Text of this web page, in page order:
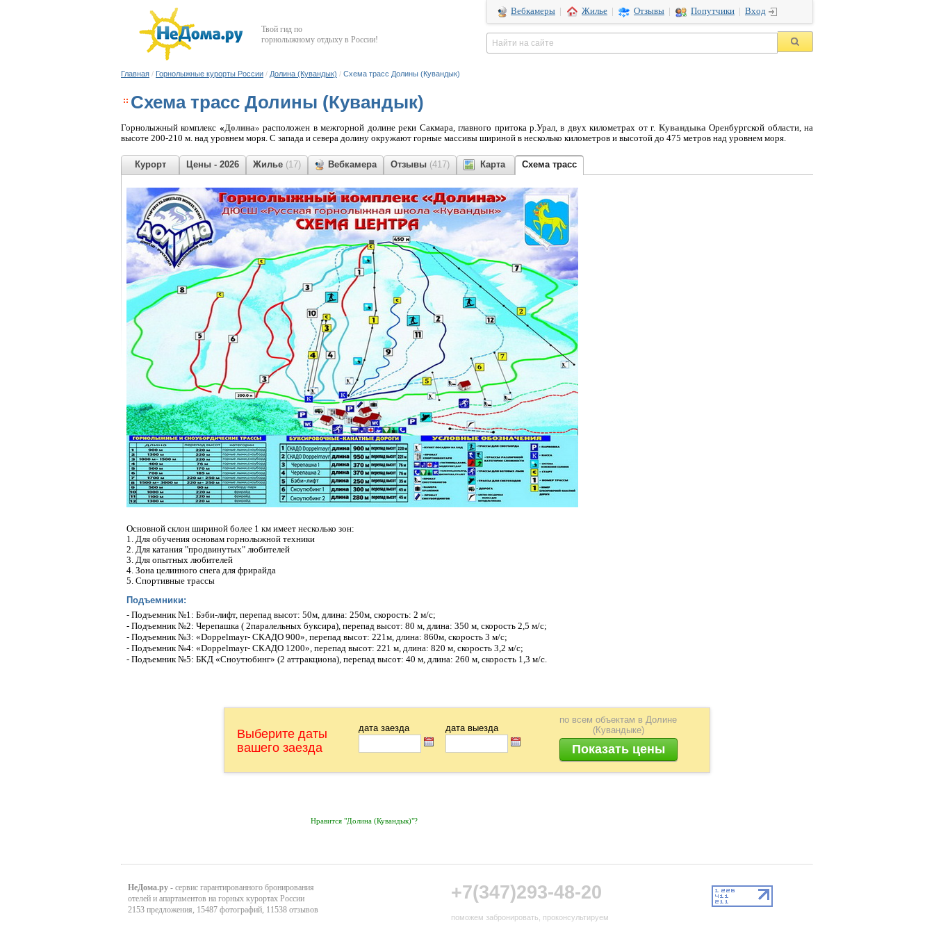
Твой гид по
горнолыжному отдыху в России!
Вебкамеры Жилье Отзывы Попутчики Вход
Главная / Горнолыжные курорты России / Долина (Кувандык) / Схема трасс Долины (Кувандык)
Схема трасс Долины (Кувандык)
Горнолыжный комплекс «Долина» расположен в межгорной долине реки Сакмара, главного притока р.Урал, в двух километрах от г. Кувандыка Оренбургской области, на
высоте 200-210 м. над уровнем моря. С запада и севера долину окружают горные массивы шириной в несколько километров и высотой до 475 метров над уровнем моря.
Курорт Цены - 2026 Жилье (17) Вебкамера Отзывы (417) Карта Схема трасс
Основной склон шириной более 1 км имеет несколько зон:
1. Для обучения основам горнолыжной техники
2. Для катания "продвинутых" любителей
3. Для опытных любителей
4. Зона целинного снега для фрирайда
5. Спортивные трассы
Подъемники:
- Подъемник №1: Бэби-лифт, перепад высот: 50м, длина: 250м, скорость: 2 м/с;
- Подъемник №2: Черепашка ( 2паралельных буксира), перепад высот: 80 м, длина: 350 м, скорость 2,5 м/с;
- Подъемник №3: «Doppelmayr- СКАДО 900», перепад высот: 221м, длина: 860м, скорость 3 м/с;
- Подъемник №4: «Doppelmayr- СКАДО 1200», перепад высот: 221 м, длина: 820 м, скорость 3,2 м/с;
- Подъемник №5: БКД «Сноутюбинг» (2 аттракциона), перепад высот: 40 м, длина: 260 м, скорость 1,3 м/с.
Выберите даты
вашего заезда
дата заезда дата выезда
по всем объектам в Долине
(Кувандыке)
Нравится "Долина (Кувандык)"?
НеДома.ру - сервис гарантированного бронирования
отелей и апартаментов на горных курортах России
2153 предложения, 15487 фотографий, 11538 отзывов
+7(347)293-48-20
поможем забронировать, проконсультируем